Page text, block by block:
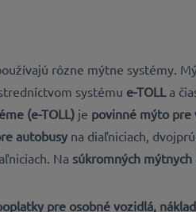
rôzne mýtne systémy.
systému e-TOLL a
(e-TOLL) je povinné mýto pre
autobusy na diaľniciach,
Na súkromných mýtnych
pre osobné vozidlá,